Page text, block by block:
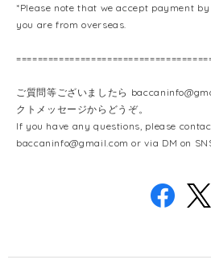
*Please note that we accept payment
you are from overseas.
ご質問等ございましたら
クトメッセージからどうぞ。
If you have any questions, please
baccaninfo@gmail.com or via DM on